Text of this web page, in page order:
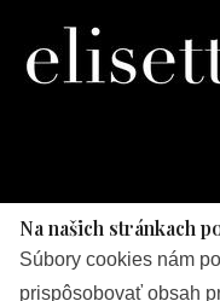
Na našich stránkach
Súbory cookies nám
prispôsobovať obsah